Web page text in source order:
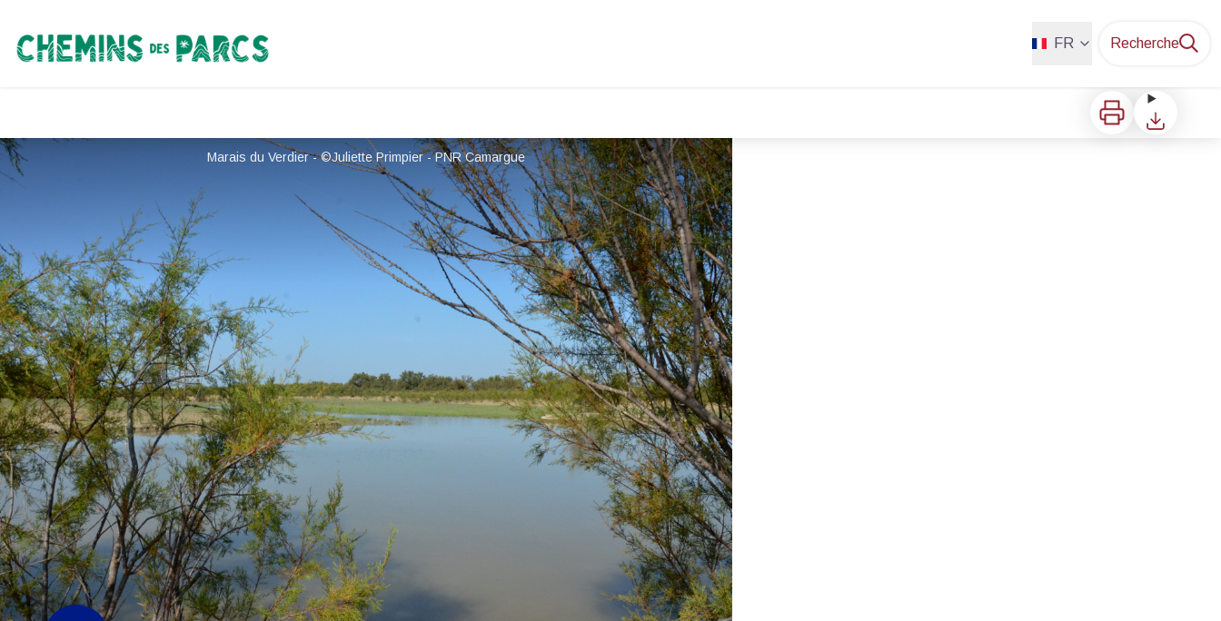
Chemins des Parcs FR Recherche
ImprimerTélécharger
Marais du Verdier - ©Juliette Primpier - PNR Camargue